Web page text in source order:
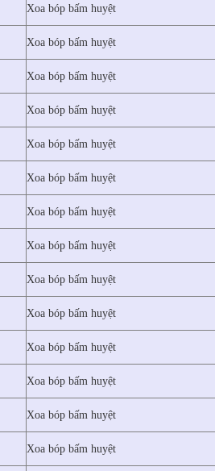
Xoa bóp bấm huyệt
Xoa bóp bấm huyệt
Xoa bóp bấm huyệt
Xoa bóp bấm huyệt
Xoa bóp bấm huyệt
Xoa bóp bấm huyệt
Xoa bóp bấm huyệt
Xoa bóp bấm huyệt
Xoa bóp bấm huyệt
Xoa bóp bấm huyệt
Xoa bóp bấm huyệt
Xoa bóp bấm huyệt
Xoa bóp bấm huyệt
Xoa bóp bấm huyệt